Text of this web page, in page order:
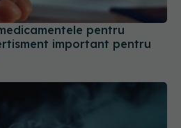
pentru
important pentru